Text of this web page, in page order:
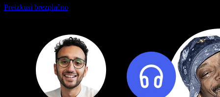
Preizkusi brezplačno